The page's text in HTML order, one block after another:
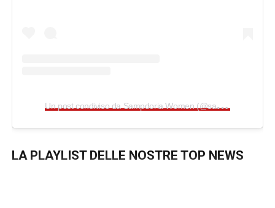
U
n post condiviso da Sampdoria Women (@sampwomen)
LA PLAYLIST DELLE NOSTRE TOP NEWS